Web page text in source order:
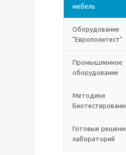
мебель
Оборудование
"Европолитест"
Промышленное
оборудование
Методики
Готовые
лабораторий